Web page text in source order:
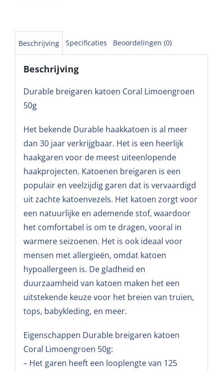
Beschrijving Specificaties Beoordelingen (0)
Beschrijving
Durable breigaren katoen Coral Limoengroen
50g
Het bekende Durable haakkatoen is al meer
dan 30 jaar verkrijgbaar. Het is een heerlijk
haakgaren voor de meest uiteenlopende
haakprojecten. Katoenen breigaren is een
populair en veelzijdig garen dat is vervaardigd
uit zachte katoenvezels. Het katoen zorgt voor
een natuurlijke en ademende stof, waardoor
het comfortabel is om te dragen, vooral in
warmere seizoenen. Het is ook ideaal voor
mensen met allergieën, omdat katoen
hypoallergeen is. De gladheid en
duurzaamheid van katoen maken het een
uitstekende keuze voor het breien van truien,
tops, babykleding, en meer.
Eigenschappen Durable breigaren katoen
Coral Limoengroen 50g:
– Het garen heeft een looplengte van 125